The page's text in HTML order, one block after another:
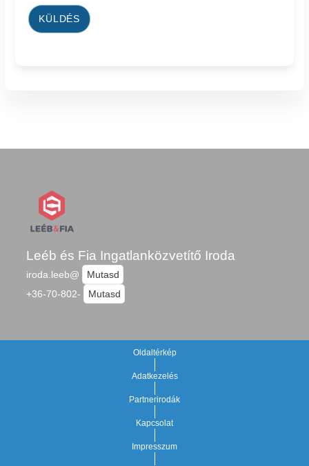
KÜLDÉS
Leéb és Fia Ingatlanközvetítő Iroda
iroda.leeb@
Mutasd
+36-70-802-
Mutasd
Oldaltérkép
Adatkezelés
Partnerirodák
Kapcsolat
Impresszum